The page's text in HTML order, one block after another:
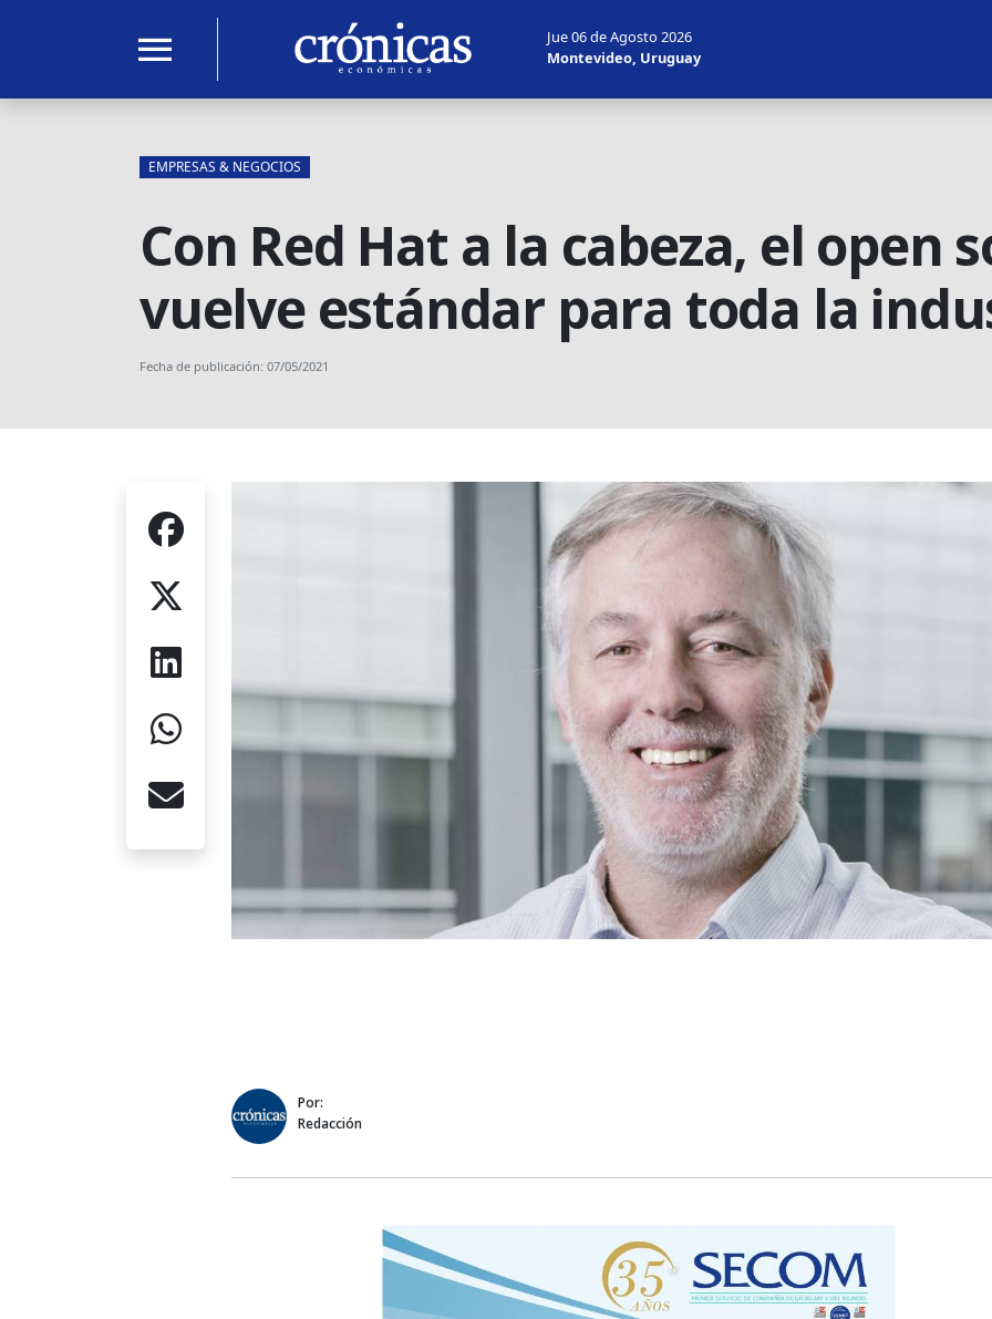
menu
Jue 06 de Agosto 2026
Montevideo, Uruguay
EMPRESAS & NEGOCIOS
Con Red Hat a la cabeza, el open
vuelve estándar para toda la
Fecha de publicación: 07/05/2021
Por:
Redacción